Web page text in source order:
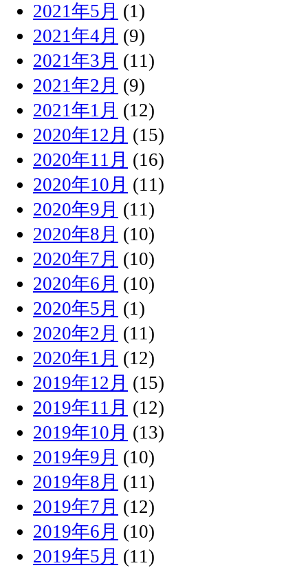
2021年5月 (1)
2021年4月 (9)
2021年3月 (11)
2021年2月 (9)
2021年1月 (12)
2020年12月 (15)
2020年11月 (16)
2020年10月 (11)
2020年9月 (11)
2020年8月 (10)
2020年7月 (10)
2020年6月 (10)
2020年5月 (1)
2020年2月 (11)
2020年1月 (12)
2019年12月 (15)
2019年11月 (12)
2019年10月 (13)
2019年9月 (10)
2019年8月 (11)
2019年7月 (12)
2019年6月 (10)
2019年5月 (11)